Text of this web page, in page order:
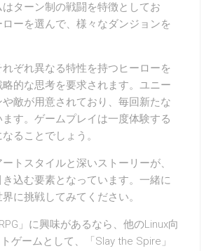
はターン制の戦闘を特徴としてお
ローを選んで、様々なダンジョンを
ぞれ異なる特性を持つヒーローを
的な思考を要求されます。ユニー
敵が用意されており、毎回新たな
す。ゲームプレイは一度体験する
ることでしょう。
トスタイルと深いストーリーが、
込む要素となっています。一緒に
に挑戦してみてください。
」に興味があるなら、他のLinux向
ゲームとして、「Slay the Spire」